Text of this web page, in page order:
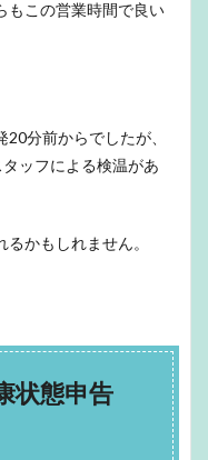
もこの営業時間で良い
分前からでしたが、
ッフによる検温があ
かもしれません。
状態申告